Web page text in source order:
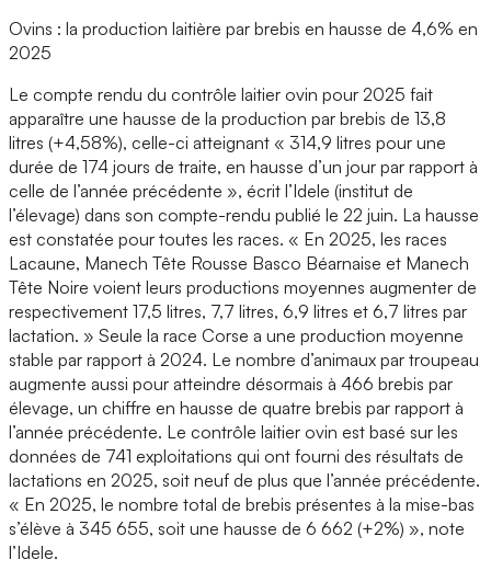
Ovins : la production laitière par brebis en hausse de 4,6% en
2025
Le compte rendu du contrôle laitier ovin pour 2025 fait
apparaître une hausse de la production par brebis de 13,8
litres (+4,58%), celle-ci atteignant « 314,9 litres pour une
durée de 174 jours de traite, en hausse d’un jour par rapport à
celle de l’année précédente », écrit l’Idele (institut de
l’élevage) dans son compte-rendu publié le 22 juin. La hausse
est constatée pour toutes les races. « En 2025, les races
Lacaune, Manech Tête Rousse Basco Béarnaise et Manech
Tête Noire voient leurs productions moyennes augmenter de
respectivement 17,5 litres, 7,7 litres, 6,9 litres et 6,7 litres par
lactation. » Seule la race Corse a une production moyenne
stable par rapport à 2024. Le nombre d’animaux par troupeau
augmente aussi pour atteindre désormais à 466 brebis par
élevage, un chiffre en hausse de quatre brebis par rapport à
l’année précédente. Le contrôle laitier ovin est basé sur les
données de 741 exploitations qui ont fourni des résultats de
lactations en 2025, soit neuf de plus que l’année précédente.
« En 2025, le nombre total de brebis présentes à la mise-bas
s’élève à 345 655, soit une hausse de 6 662 (+2%) », note
l’Idele.